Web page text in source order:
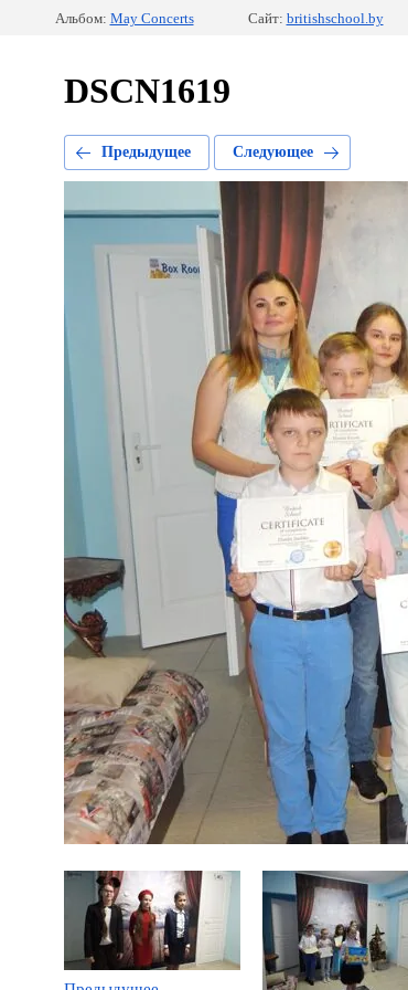
Альбом: May Сoncerts Сайт: britishschool.by
DSCN1619
Предыдущее Следующее